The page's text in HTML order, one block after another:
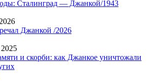
Сталинград — Джанкой/1943
Джанкой /2026
и скорби: как Джанкое уничтожали